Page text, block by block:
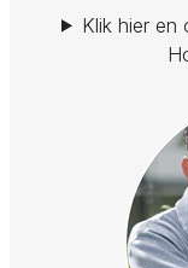
Klik hier